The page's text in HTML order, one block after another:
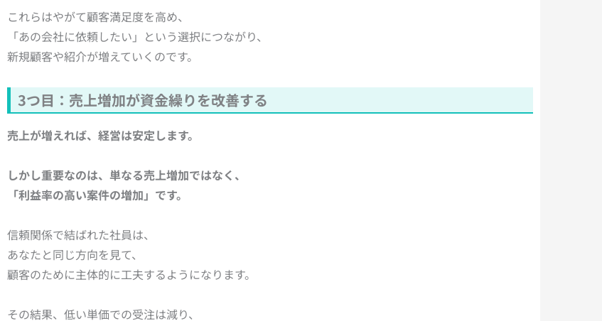
これらはやがて顧客満足度を高め、
「あの会社に依頼したい」という選択につながり、
新規顧客や紹介が増えていくのです。
3つ目：売上増加が資金繰りを改善する
売上が増えれば、経営は安定します。
しかし重要なのは、単なる売上増加ではなく、
「利益率の高い案件の増加」です。
信頼関係で結ばれた社員は、
あなたと同じ方向を見て、
顧客のために主体的に工夫するようになります。
その結果、低い単価での受注は減り、